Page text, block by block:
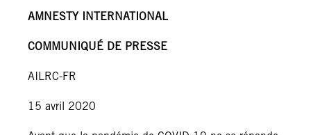
AMNESTY INTERNATIONAL
COMMUNIQUÉ DE PRESSE
AILRC-FR
15 avril 2020